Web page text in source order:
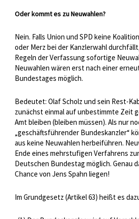
Oder kommt es zu Neuwahlen?
Nein. Falls Union und SPD keine
oder Merz bei der Kanzlerwahl
Regeln der Verfassung sofortige
Neuwahlen wären erst nach einer
Bundestages möglich.
Bedeutet: Olaf Scholz und sein Rest-
zunächst einmal auf unbestimmte Zeit
Amt bleiben (bleiben müssen). Als nur
„geschäftsführender Bundeskanzler“
aus keine Neuwahlen herbeiführen.
Ende eines mehrstufigen Verfahrens
Deutschen Bundestag möglich. Genau
Chance von Jens Spahn liegen!
Im Grundgesetz (Artikel 63) heißt es